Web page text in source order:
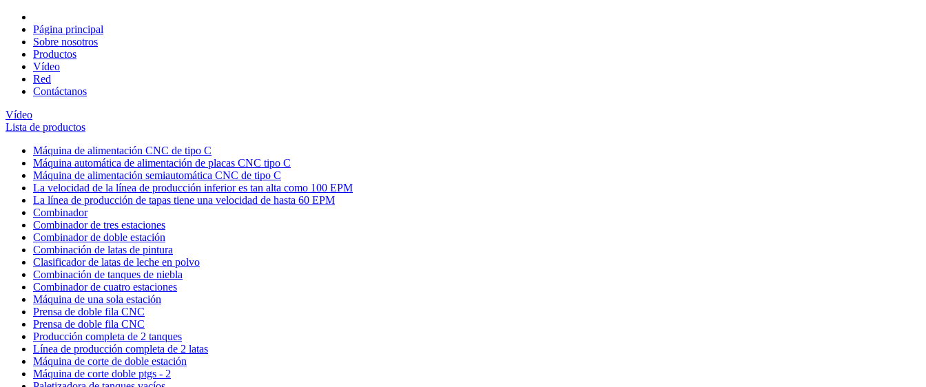
Página principal
Sobre nosotros
Productos
Vídeo
Red
Contáctanos
Vídeo
Lista de productos
Máquina de alimentación CNC de tipo C
Máquina automática de alimentación de placas CNC tipo C
Máquina de alimentación semiautomática CNC de tipo C
La velocidad de la línea de producción inferior es tan alta como 100 EPM
La línea de producción de tapas tiene una velocidad de hasta 60 EPM
Combinador
Combinador de tres estaciones
Combinador de doble estación
Combinación de latas de pintura
Clasificador de latas de leche en polvo
Combinación de tanques de niebla
Combinador de cuatro estaciones
Máquina de una sola estación
Prensa de doble fila CNC
Prensa de doble fila CNC
Producción completa de 2 tanques
Línea de producción completa de 2 latas
Máquina de corte de doble estación
Máquina de corte doble ptgs - 2